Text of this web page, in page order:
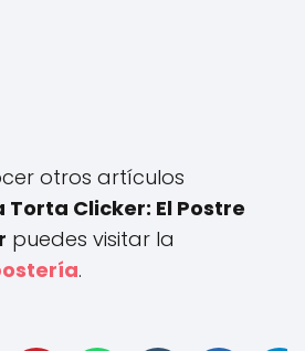
otros artículos
Torta Clicker: El Postre
puedes visitar la
.